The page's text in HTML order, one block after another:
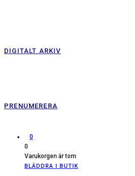
DIGITALT ARKIV
PRENUMERERA
0
0
Varukorgen är tom
BLÄDDRA I BUTIK